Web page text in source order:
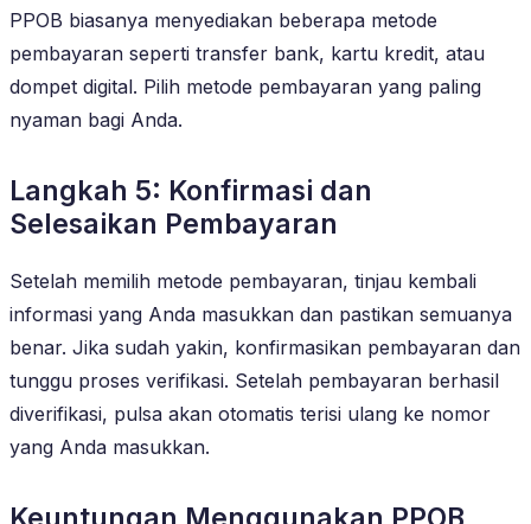
PPOB biasanya menyediakan beberapa metode
pembayaran seperti transfer bank, kartu kredit, atau
dompet digital. Pilih metode pembayaran yang paling
nyaman bagi Anda.
Langkah 5: Konfirmasi dan
Selesaikan Pembayaran
Setelah memilih metode pembayaran, tinjau kembali
informasi yang Anda masukkan dan pastikan semuanya
benar. Jika sudah yakin, konfirmasikan pembayaran dan
tunggu proses verifikasi. Setelah pembayaran berhasil
diverifikasi, pulsa akan otomatis terisi ulang ke nomor
yang Anda masukkan.